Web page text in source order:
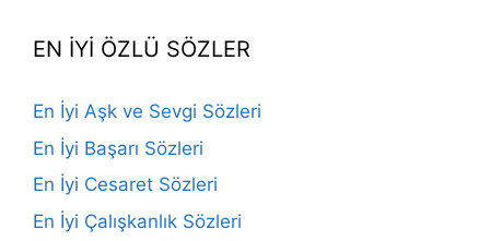
EN İYİ ÖZLÜ SÖZLER
En İyi Aşk ve Sevgi Sözleri
En İyi Başarı Sözleri
En İyi Cesaret Sözleri
En İyi Çalışkanlık Sözleri